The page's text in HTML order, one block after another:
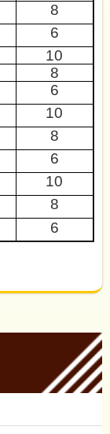
8
6
10
8
6
10
8
6
10
8
6